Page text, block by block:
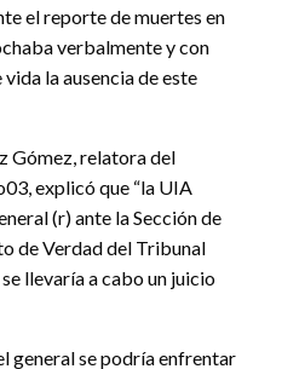
el reporte de muertes en
verbalmente y con
la ausencia de este
Gómez, relatora del
explicó que “la UIA
(r) ante la Sección de
de Verdad del Tribunal
llevaría a cabo un juicio
general se podría enfrentar